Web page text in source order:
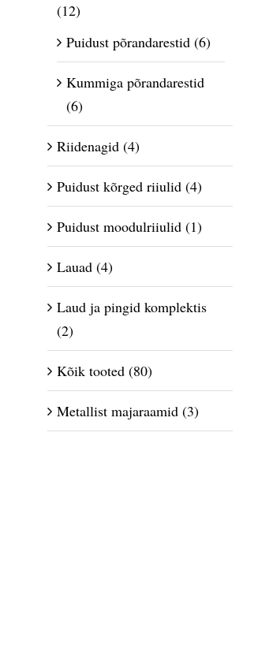
(12)
Puidust põrandarestid (6)
Kummiga põrandarestid
(6)
Riidenagid (4)
Puidust kõrged riiulid (4)
Puidust moodulriiulid (1)
Lauad (4)
Laud ja pingid komplektis
(2)
Kõik tooted (80)
Metallist majaraamid (3)